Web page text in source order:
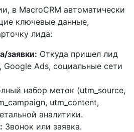
в MacroCRM автоматически
ключевые данные,
лида:
заявки: Откуда пришел лид
Google Ads, социальные сети
набор меток (utm_source,
utm_content,
аналитики.
Звонок или заявка.